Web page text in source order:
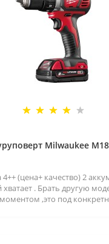
Milwaukee M18
(цена+ качество) 2
хватает . Брать другую
,это под